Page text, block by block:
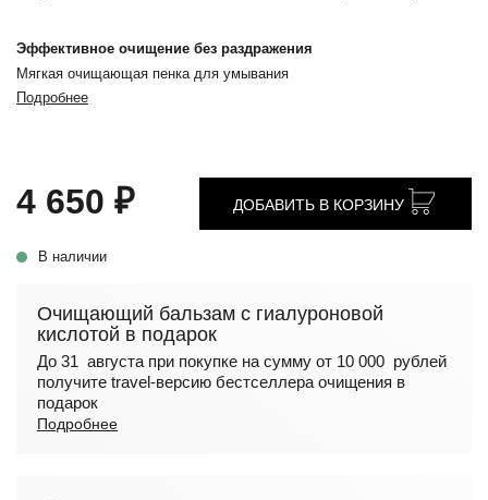
Эффективное очищение без раздражения
Мягкая очищающая пенка для умывания
Подробнее
4 650 ₽
В наличии
ДОБАВИТЬ В КОРЗИНУ
Очищающий бальзам с гиалуроновой
кислотой в подарок
До 31 августа при покупке на сумму от 10 000 рублей
получите travel-версию бестселлера очищения в
подарок
Подробнее